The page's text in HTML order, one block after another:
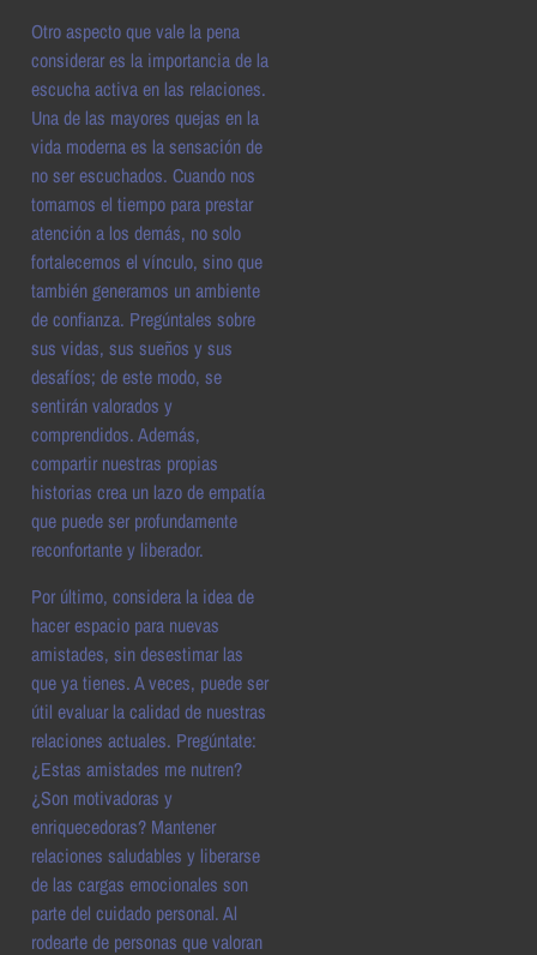
Otro aspecto que vale la pena
considerar es la importancia de la
escucha activa en las relaciones.
Una de las mayores quejas en la
vida moderna es la sensación de
no ser escuchados. Cuando nos
tomamos el tiempo para prestar
atención a los demás, no solo
fortalecemos el vínculo, sino que
también generamos un ambiente
de confianza. Pregúntales sobre
sus vidas, sus sueños y sus
desafíos; de este modo, se
sentirán valorados y
comprendidos. Además,
compartir nuestras propias
historias crea un lazo de empatía
que puede ser profundamente
reconfortante y liberador.
Por último, considera la idea de
hacer espacio para nuevas
amistades, sin desestimar las
que ya tienes. A veces, puede ser
útil evaluar la calidad de nuestras
relaciones actuales. Pregúntate:
¿Estas amistades me nutren?
¿Son motivadoras y
enriquecedoras? Mantener
relaciones saludables y liberarse
de las cargas emocionales son
parte del cuidado personal. Al
rodearte de personas que valoran